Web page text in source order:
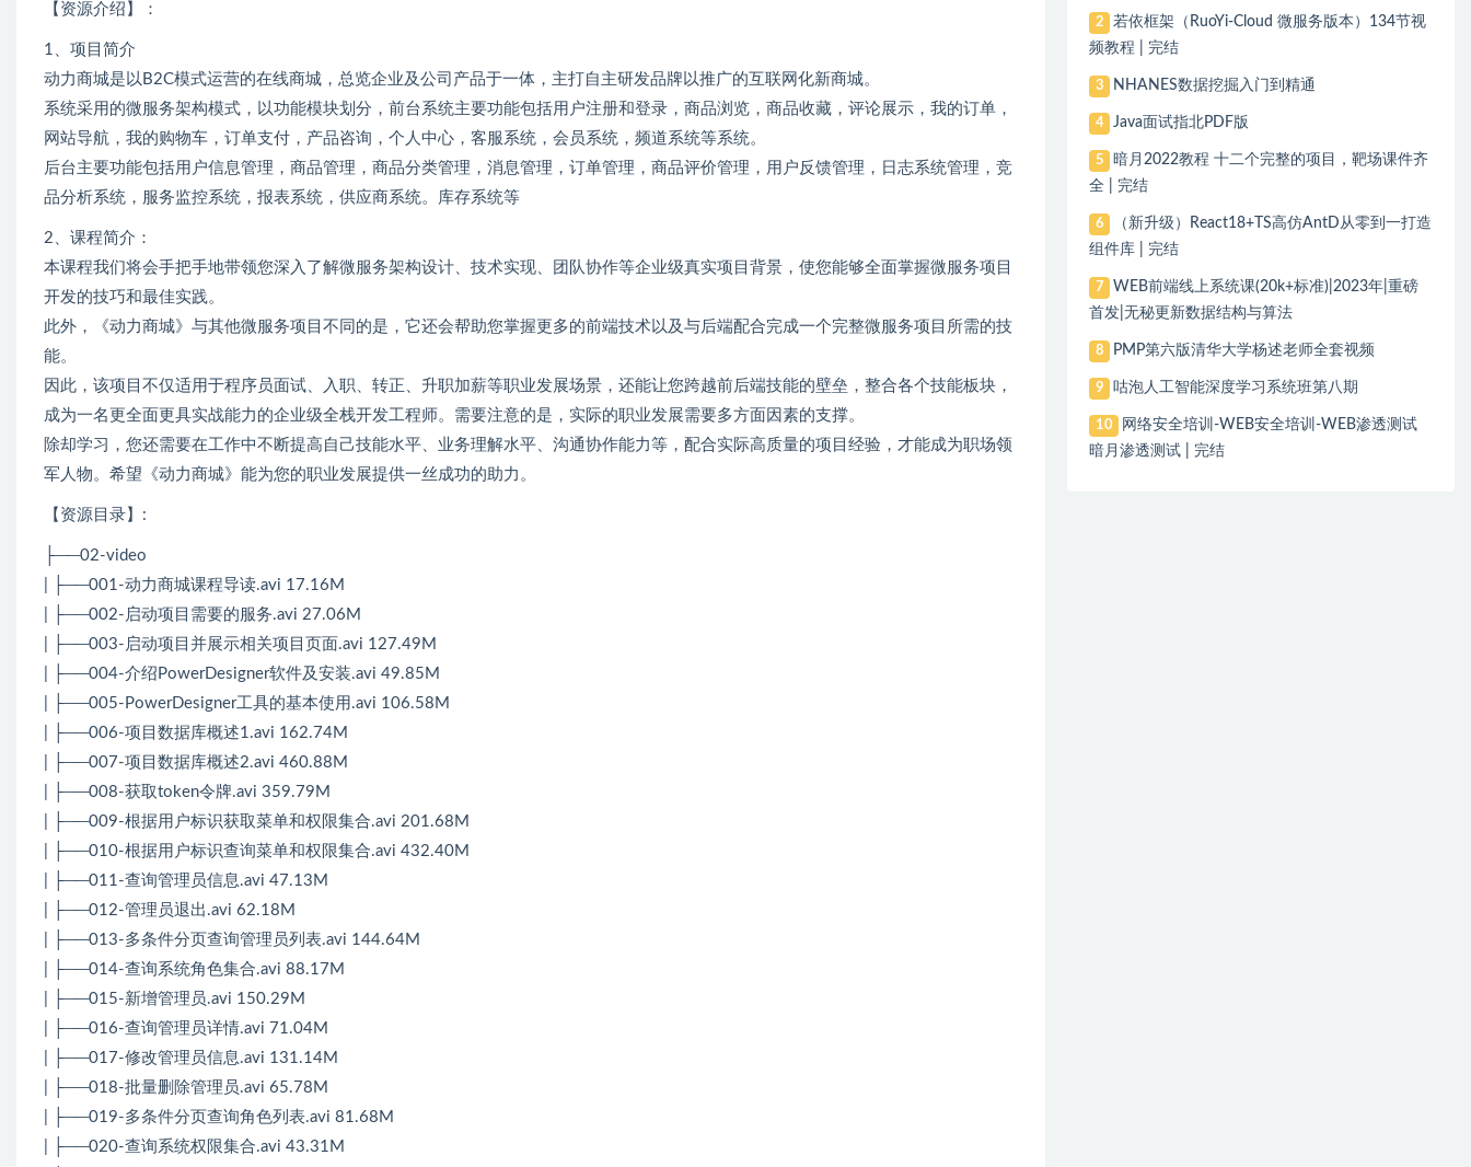
【资源介绍】：
1、项目简介
动力商城是以B2C模式运营的在线商城，总览企业及公司产品于一体，主打自主研发品牌以推广的互联网化新商城。
系统采用的微服务架构模式，以功能模块划分，前台系统主要功能包括用户注册和登录，商品浏览，商品收藏，评论展示，我的订单，
网站导航，我的购物车，订单支付，产品咨询，个人中心，客服系统，会员系统，频道系统等系统。
后台主要功能包括用户信息管理，商品管理，商品分类管理，消息管理，订单管理，商品评价管理，用户反馈管理，日志系统管理，竞
品分析系统，服务监控系统，报表系统，供应商系统。库存系统等
2、课程简介：
本课程我们将会手把手地带领您深入了解微服务架构设计、技术实现、团队协作等企业级真实项目背景，使您能够全面掌握微服务项目
开发的技巧和最佳实践。
此外，《动力商城》与其他微服务项目不同的是，它还会帮助您掌握更多的前端技术以及与后端配合完成一个完整微服务项目所需的技
能。
因此，该项目不仅适用于程序员面试、入职、转正、升职加薪等职业发展场景，还能让您跨越前后端技能的壁垒，整合各个技能板块，
成为一名更全面更具实战能力的企业级全栈开发工程师。需要注意的是，实际的职业发展需要多方面因素的支撑。
除却学习，您还需要在工作中不断提高自己技能水平、业务理解水平、沟通协作能力等，配合实际高质量的项目经验，才能成为职场领
军人物。希望《动力商城》能为您的职业发展提供一丝成功的助力。
【资源目录】:
├──02-video
| ├──001-动力商城课程导读.avi 17.16M
| ├──002-启动项目需要的服务.avi 27.06M
| ├──003-启动项目并展示相关项目页面.avi 127.49M
| ├──004-介绍PowerDesigner软件及安装.avi 49.85M
| ├──005-PowerDesigner工具的基本使用.avi 106.58M
| ├──006-项目数据库概述1.avi 162.74M
| ├──007-项目数据库概述2.avi 460.88M
| ├──008-获取token令牌.avi 359.79M
| ├──009-根据用户标识获取菜单和权限集合.avi 201.68M
| ├──010-根据用户标识查询菜单和权限集合.avi 432.40M
| ├──011-查询管理员信息.avi 47.13M
| ├──012-管理员退出.avi 62.18M
| ├──013-多条件分页查询管理员列表.avi 144.64M
| ├──014-查询系统角色集合.avi 88.17M
| ├──015-新增管理员.avi 150.29M
| ├──016-查询管理员详情.avi 71.04M
| ├──017-修改管理员信息.avi 131.14M
| ├──018-批量删除管理员.avi 65.78M
| ├──019-多条件分页查询角色列表.avi 81.68M
| ├──020-查询系统权限集合.avi 43.31M
2
若依框架（RuoYi-Cloud 微服务版本）134节视
频教程 | 完结
3 NHANES数据挖掘入门到精通
4 Java面试指北PDF版
5
暗月2022教程 十二个完整的项目，靶场课件齐
全 | 完结
6
（新升级）React18+TS高仿AntD从零到一打造
组件库 | 完结
7
WEB前端线上系统课(20k+标准)|2023年|重磅
首发|无秘更新数据结构与算法
8 PMP第六版清华大学杨述老师全套视频
9 咕泡人工智能深度学习系统班第八期
10
网络安全培训-WEB安全培训-WEB渗透测试
暗月渗透测试 | 完结